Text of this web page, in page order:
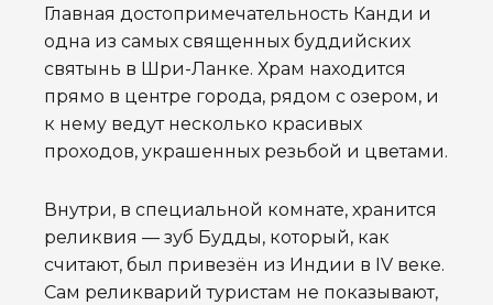
Главная достопримечательность Канди и
одна из самых священных буддийских
святынь в Шри-Ланке. Храм находится
прямо в центре города, рядом с озером, и
к нему ведут несколько красивых
проходов, украшенных резьбой и цветами.
Внутри, в специальной комнате, хранится
реликвия — зуб Будды, который, как
считают, был привезён из Индии в IV веке.
Сам реликварий туристам не показывают,